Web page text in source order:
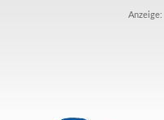
Anzeige: